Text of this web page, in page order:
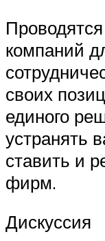
компаний
своих
единого
устранять
ставить и
фирм.
Дискуссия